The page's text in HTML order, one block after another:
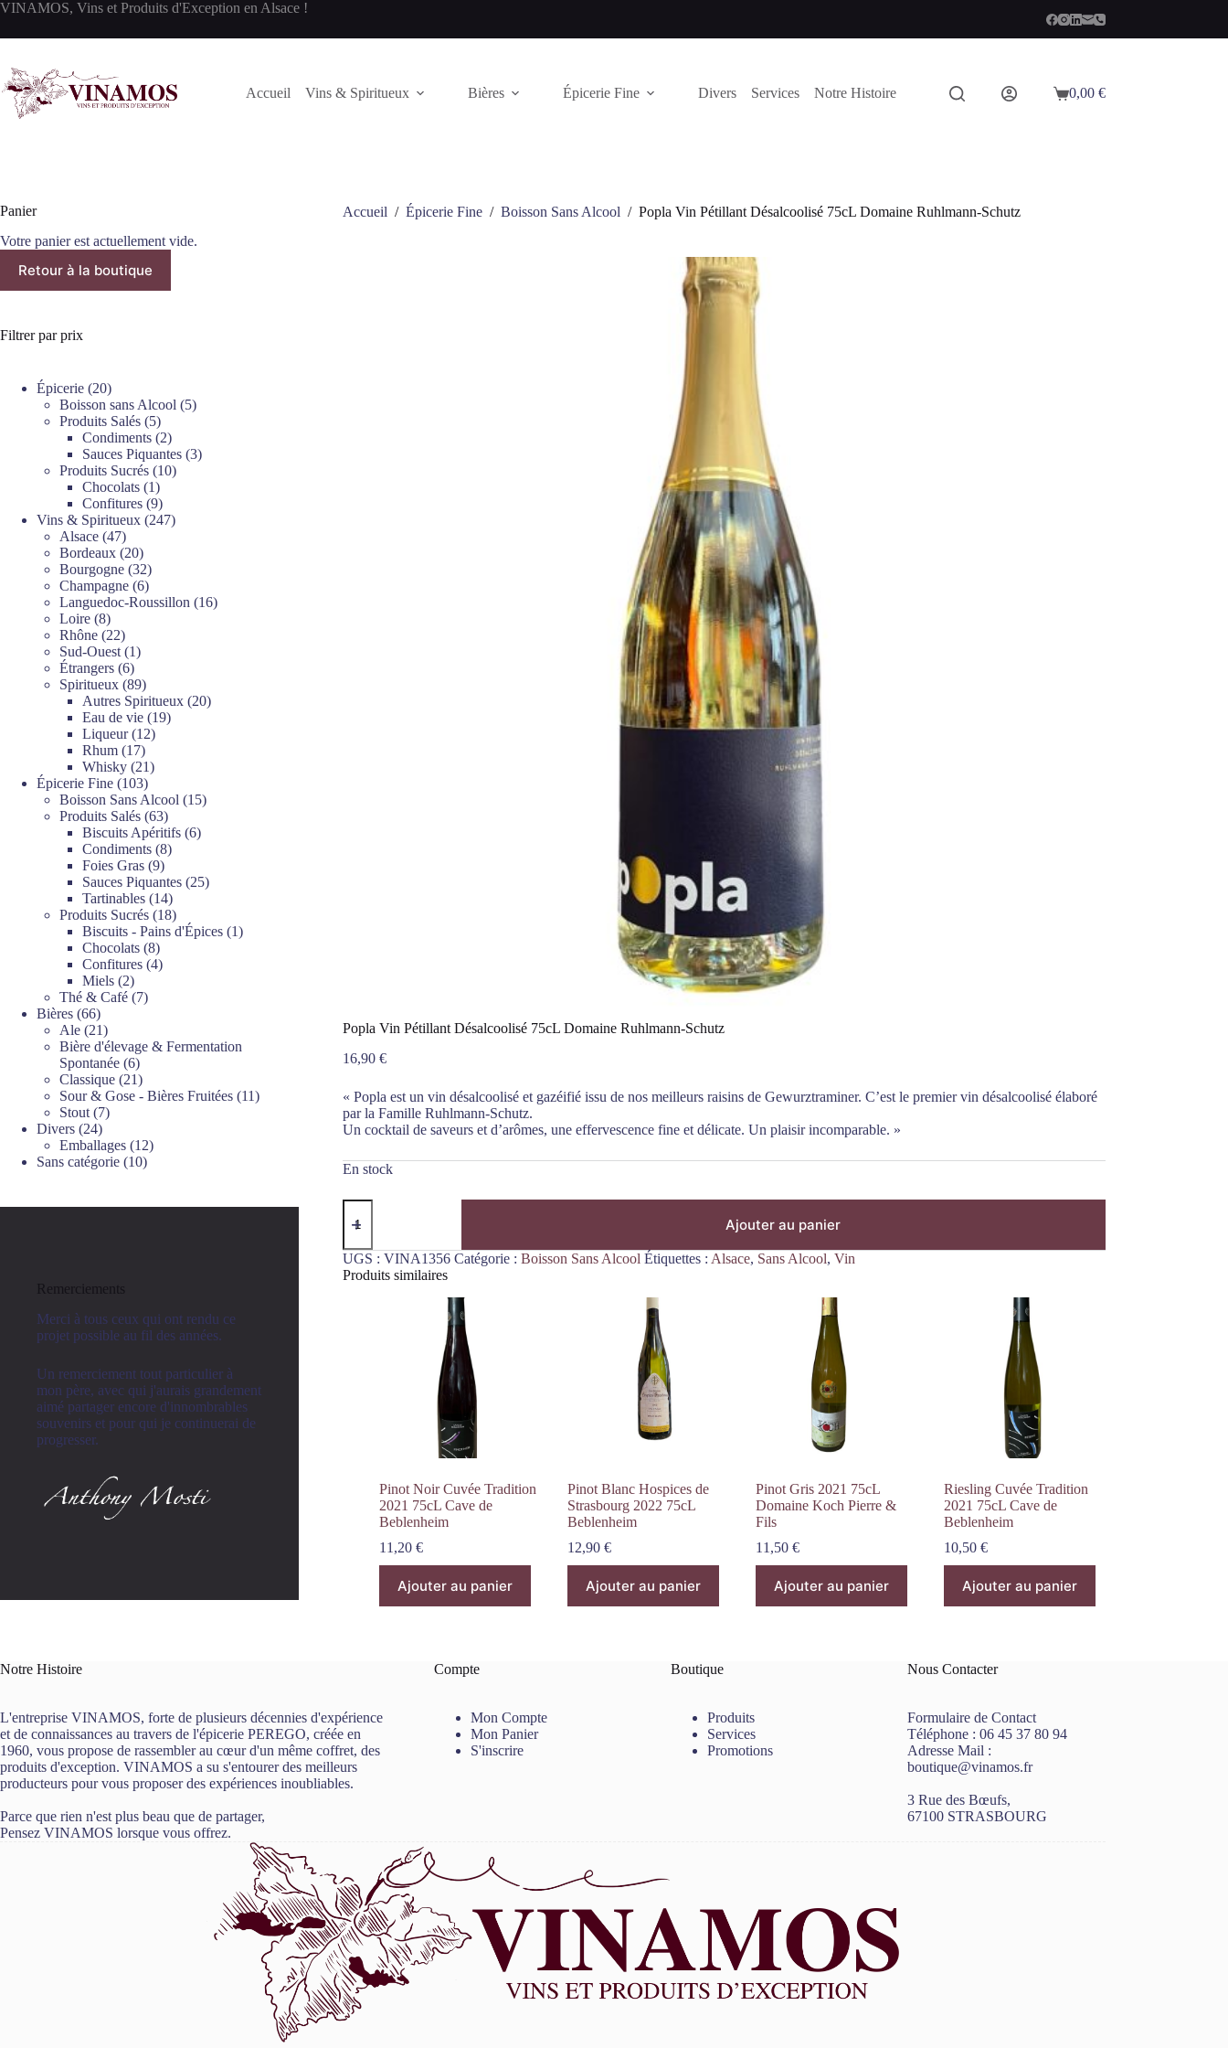
Passer
contenu
VINAMOS, Vins et Produits d'Exception en Alsace !
Accueil Vins & Spiritueux Bières Épicerie Fine Divers Services Notre Histoire
Panier
0,00 €
Accueil / Épicerie Fine / Boisson Sans Alcool / Popla Vin Pétillant Désalcoolisé 75cL Domaine Ruhlmann-Schutz
Popla Vin Pétillant Désalcoolisé 75cL Domaine Ruhlmann-Schutz
16,90 €
« Popla est un vin désalcoolisé et gazéifié issu de nos meilleurs raisins de Gewurztraminer. C’est le premier vin désalcoolisé élaboré
par la Famille Ruhlmann-Schutz.
Un cocktail de saveurs et d’arômes, une effervescence fine et délicate. Un plaisir incomparable. »
En stock
quantité
de
Vin
Pétillant
Désalcoolisé
Ajouter au panier
UGS : VINA1356 Catégorie : Boisson Sans Alcool Étiquettes : Alsace, Sans Alcool, Vin
Produits similaires
Pinot Noir Cuvée Tradition
2021 75cL Cave de
Beblenheim
11,20 €
Ajouter au panier
Pinot Blanc Hospices de
Strasbourg 2022 75cL
Beblenheim
12,90€
Ajouter au panier
Pinot Gris 2021 75cL
Domaine Koch Pierre &
Fils
11,50€
Ajouter au panier
Riesling Cuvée Tradition
2021 75cL Cave de
Beblenheim
10,50€
Ajouter au panier
Panier
Votre panier est actuellement vide.
Retour à la boutique
Filtrer par prix
Épicerie 2020
produits
Boisson sans Alcool 55
Produits Salés 55
produits
Condiments 22
produits
Sauces Piquantes 33
Produits Sucrés 1010
Chocolats 11
produit
Confitures 99
produits
Vins & Spiritueux 247247
Alsace 4747
produits
Bordeaux 2020
produits
Bourgogne 3232
produits
Champagne 66
produits
Languedoc-Roussillon 1616
Loire 88
produits
Rhône 2222
produits
Sud-Ouest 11
Étrangers 66
produits
Spiritueux 8989
produits
Autres Spiritueux 2020
Eau de vie 1919
Liqueur 1212
Rhum 1717
produits
Whisky 2121
Épicerie Fine 103103
produits
Boisson Sans Alcool 1515
Produits Salés 6363
produits
Biscuits Apéritifs 66
Condiments 88
Foies Gras 99
produits
Sauces Piquantes 2525
Tartinables 1414
produits
Produits Sucrés 1818
produits
Biscuits - Pains d'Épices 11
Chocolats 88
produits
Confitures 44
Miels 22
produits
Thé & Café 77
Bières 6666
produits
Ale 2121
produits
Bière d'élevage & Fermentation
Spontanée 66
produits
Classique 2121
produits
Sour & Gose - Bières Fruitées 1111
Stout 77
Divers 2424
produits
Emballages 1212
Sans catégorie 1010
Remerciements
Merci à tous ceux qui ont rendu ce
projet possible au fil des années.
Un remerciement tout particulier à
mon père, avec qui j'aurais grandement
aimé partager encore d'innombrables
souvenirs et pour qui je continuerai de
progresser.
Notre Histoire
L'entreprise VINAMOS, forte de plusieurs décennies d'expérience
et de connaissances au travers de l'épicerie PEREGO, créée en
1960, vous propose de rassembler au cœur d'un même coffret, des
produits d'exception. VINAMOS a su s'entourer des meilleurs
producteurs pour vous proposer des expériences inoubliables.
Parce que rien n'est plus beau que de partager,
Pensez VINAMOS lorsque vous offrez.
Compte
Mon Compte
Mon Panier
S'inscrire
Boutique
Produits
Services
Promotions
Nous Contacter
Formulaire de Contact
Téléphone :06 45 37 80 94
Adresse Mail :
boutique@vinamos.fr
3 Rue des Bœufs,
67100 STRASBOURG